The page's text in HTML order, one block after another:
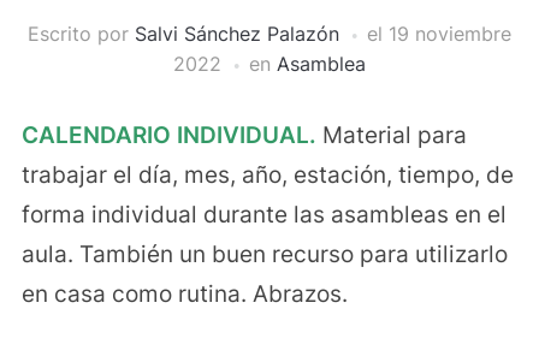
Escrito por Salvi Sánchez Palazón el 19 noviembre
2022
en Asamblea
CALENDARIO INDIVIDUAL. Material para
trabajar el día, mes, año, estación, tiempo, de
forma individual durante las asambleas en el
aula. También un buen recurso para utilizarlo
en casa como rutina. Abrazos.